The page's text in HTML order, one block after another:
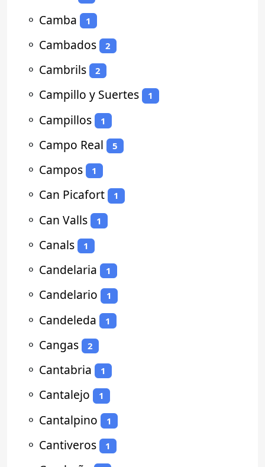
⚬ Camba 1
⚬ Cambados 2
⚬ Cambrils 2
⚬ Campillo y Suertes 1
⚬ Campillos 1
⚬ Campo Real 5
⚬ Campos 1
⚬ Can Picafort 1
⚬ Can Valls 1
⚬ Canals 1
⚬ Candelaria 1
⚬ Candelario 1
⚬ Candeleda 1
⚬ Cangas 2
⚬ Cantabria 1
⚬ Cantalejo 1
⚬ Cantalpino 1
⚬ Cantiveros 1